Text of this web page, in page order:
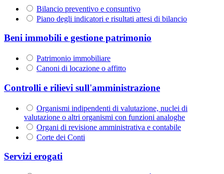
Bilancio preventivo e consuntivo
Piano degli indicatori e risultati attesi di bilancio
Beni immobili e gestione patrimonio
Patrimonio immobiliare
Canoni di locazione o affitto
Controlli e rilievi sull'amministrazione
Organismi indipendenti di valutazione, nuclei di
valutazione o altri organismi con funzioni analoghe
Organi di revisione amministrativa e contabile
Corte dei Conti
Servizi erogati